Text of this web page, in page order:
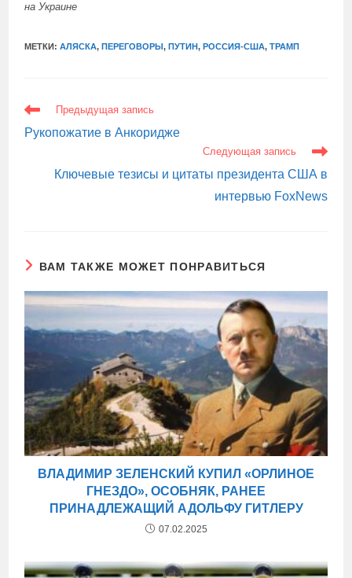
на Украине
МЕТКИ:АЛЯСКА, ПЕРЕГОВОРЫ, ПУТИН, РОССИЯ-США, ТРАМП
ЕЩЕ
СТАТЬИ
Предыдущая запись
Рукопожатие в Анкоридже
Следующая запись
Ключевые тезисы и цитаты президента США в
интервью FoxNews
ВАМ ТАКЖЕ МОЖЕТ ПОНРАВИТЬСЯ
ВЛАДИМИР ЗЕЛЕНСКИЙ КУПИЛ «ОРЛИНОЕ
ГНЕЗДО», ОСОБНЯК, РАНЕЕ
ПРИНАДЛЕЖАЩИЙ АДОЛЬФУ ГИТЛЕРУ
07.02.2025